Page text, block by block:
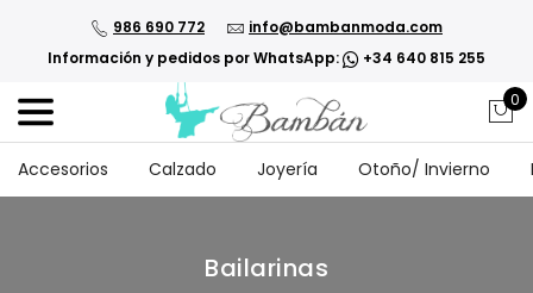
986 690 772
info@bambanmoda.com
Información y pedidos por WhatsApp:
+34 640 815 255
0
Accesorios Calzado Joyería Otoño/ Invierno
Bailarinas